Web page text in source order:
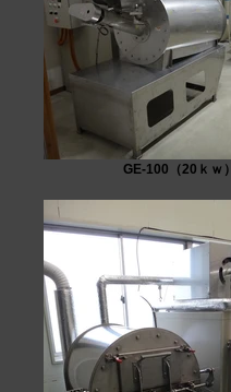
GE-100（20ｋｗ）